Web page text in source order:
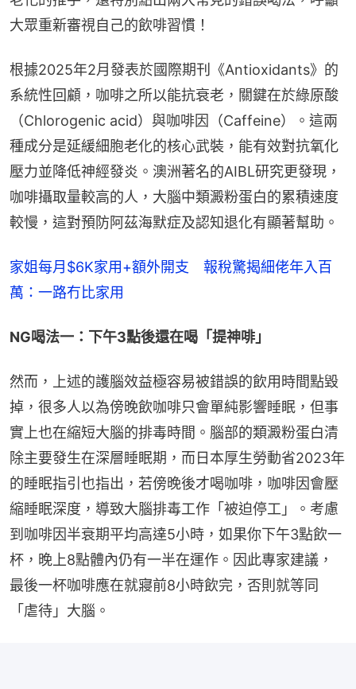
大眾重新審視自己的飲啡習慣！
根據2025年2月發表於國際期刊《Antioxidants》的
系統性回顧，咖啡之所以能抗衰老，關鍵在於綠原酸
（Chlorogenic acid）與咖啡因（Caffeine）。這兩
種成分是延緩細胞老化的核心武裝，能有效對抗氧化
壓力並降低神經發炎。澳洲著名的AIBL研究更發現，
咖啡攝取量較高的人，大腦中類澱粉蛋白的累積速度
較慢，這對預防阿茲海默症及認知退化有顯著幫助。
家姐每月$6K家用+額外開支　報稅驚揭細佬年入百
萬：一路冇比家用
NG喝法一：下午3點後還在喝「提神啡」
然而，上述的護腦效益極容易被錯誤的飲用時間點毀
掉，很多人以為傍晚飲咖啡只會單純影響睡眠，但事
實上也在縮短大腦的排毒時間。腦部的類澱粉蛋白清
除主要發生在深層睡眠期，而日本厚生勞動省2023年
的睡眠指引也指出，若傍晚後才喝咖啡，咖啡因會壓
縮睡眠深度，導致大腦排毒工作「被迫停工」。考慮
到咖啡因半衰期平均高達5小時，如果你下午3點飲一
杯，晚上8點體內仍有一半在運作。因此專家建議，
最後一杯咖啡應在就寢前8小時飲完，否則就等同
「虐待」大腦。